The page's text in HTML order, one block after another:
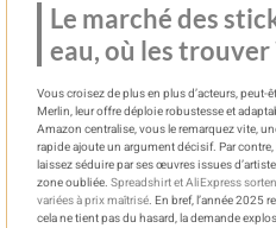
Le marché des
eau, où les trouver
Vous croisez de plus en plus d’acteurs, peut-
Merlin, leur offre déploie robustesse et
Amazon centralise, vous le remarquez vite,
rapide ajoute un argument décisif. Par
laissez séduire par ses œuvres issues
zone oubliée. Spreadshirt et AliExpress
variées à prix maîtrisé. En bref, l’année 2025
cela ne tient pas du hasard, la demande